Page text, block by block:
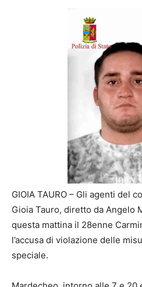
GIOIA TAURO – Gli agenti del
Gioia Tauro, diretto da Angelo
questa mattina il 28enne
l’accusa di violazione delle
speciale.